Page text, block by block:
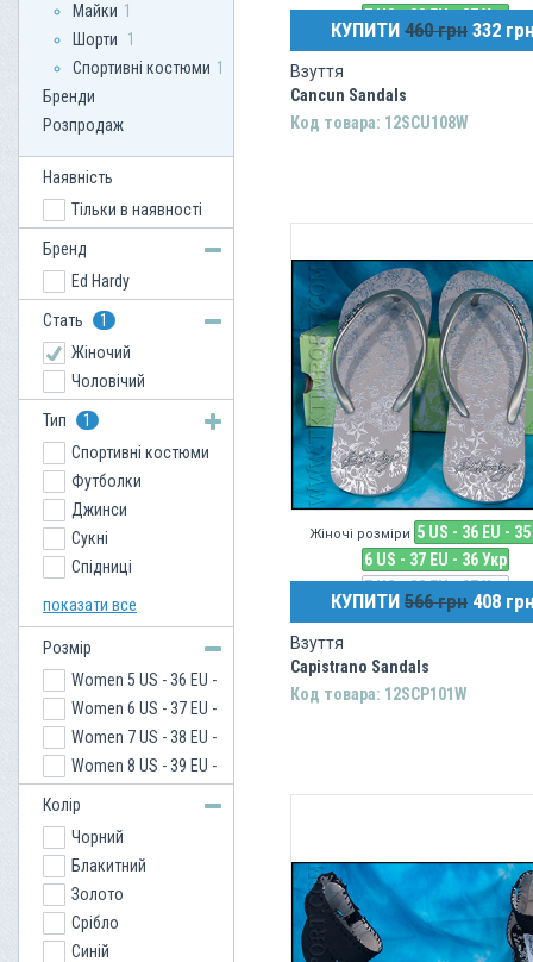
7 US - 38 EU - 37 Укр
КУПИТИ 460 грн 332
Взуття
Cancun Sandals
Код товара: 12SCU108W
Жіночі розміри 5 US - 36 EU -
6 US - 37 EU - 36 Укр
7 US - 38 EU - 37 Укр
КУПИТИ 566 грн 408
Взуття
Capistrano Sandals
Код товара: 12SCP101W
Майки 1
Шорти
1
Спортивні костюми 1
Бренди
Розпродаж
Наявність
Тільки в наявності
Бренд
Ed Hardy
Стать
1
Жіночий
Чоловічий
Тип
1
Спортивні костюми
Футболки
Джинси
Сукні
Спідниці
Сорочки
Куртки
Взуття
Толстовки
Шорти
Светри
Сумки
показати все
Розмір
Women 5 US - 36 EU -
35 Укр
Women 6 US - 37 EU -
36 Укр
Women 7 US - 38 EU -
37 Укр
Women 8 US - 39 EU -
38 Укр
Колір
Чорний
Блакитний
Золото
Срібло
Синій